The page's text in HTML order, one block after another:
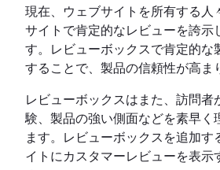
現在、ウェブサイトを所有する人
サイトで肯定的なレビューを誇示
す。レビューボックスで肯定的な
することで、製品の信頼性が高ま
レビューボックスはまた、訪問者
験、製品の強い側面などを素早く
ます。レビューボックスを追加す
イトにカスタマーレビューを表示